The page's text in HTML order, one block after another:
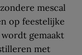
mescal
op feestelijke
wordt gemaakt
met